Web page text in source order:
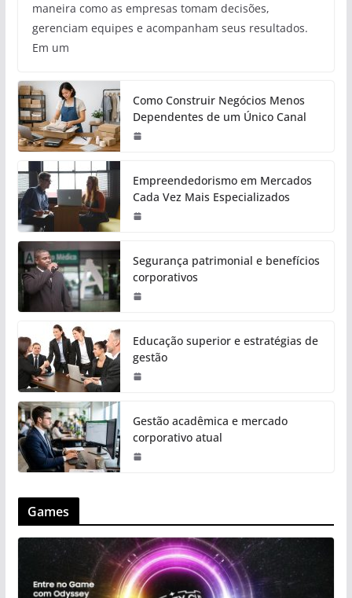
maneira como as empresas tomam decisões,
gerenciam equipes e acompanham seus resultados.
Em um
Como Construir Negócios Menos
Dependentes de um Único Canal
Empreendedorismo em Mercados
Cada Vez Mais Especializados
Segurança patrimonial e benefícios
corporativos
Educação superior e estratégias de
gestão
Gestão acadêmica e mercado
corporativo atual
Games